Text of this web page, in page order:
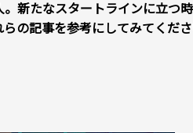
。新たなスタートラインに立つ
らの記事を参考にしてみてくださ